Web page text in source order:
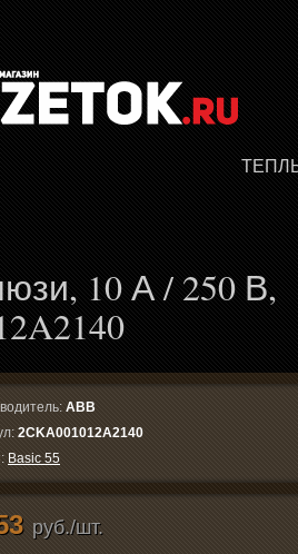
10 А / 250 В,
ABB
2CKA001012A2140
Basic 55
руб./шт.